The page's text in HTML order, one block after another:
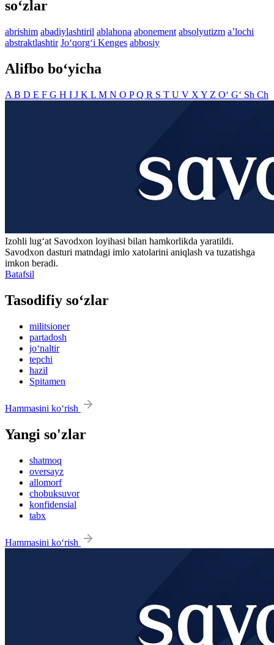
so‘zlar
abrishim abadiylashtiril ablahona abonement absolyutizm aʼlochi
abstraktlashtir Jo‘qorg‘i Kenges abbosiy
Alifbo bo‘yicha
A B D E F G H I J K L M N O PQ R S T U V X Y Z O‘ G‘ Sh Ch
Izohli lugʻat Savodxon loyihasi bilan hamkorlikda yaratildi.
Savodxon dasturi matndagi imlo xatolarini aniqlash va tuzatishga
imkon beradi.
Batafsil
Tasodifiy so‘zlar
militsioner
partadosh
jo‘naltir
tepchi
hazil
Spitamen
Hammasini ko‘rish
Yangi so'zlar
shatmoq
oversayz
allomorf
chobuksuvor
konfidensial
tabx
Hammasini ko‘rish